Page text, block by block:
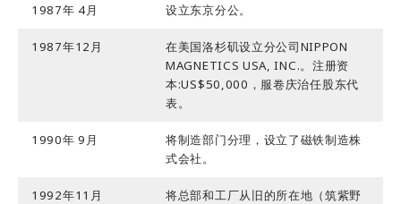
1987年 4月 设立东京分公。
1987年12月
在美国洛杉矶设立分公司NIPPON
MAGNETICS USA, INC.。注册资
本:US$50,000，服卷庆治任股东代
表。
1990年 9月
将制造部门分理，设立了磁铁制造株
式会社。
1992年11月
将总部和工厂从旧的所在地（筑紫野